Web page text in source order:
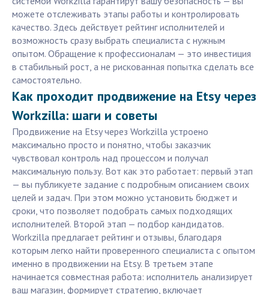
можете отслеживать этапы работы и контролировать
качество. Здесь действует рейтинг исполнителей и
возможность сразу выбрать специалиста с нужным
опытом. Обращение к профессионалам — это инвестиция
в стабильный рост, а не рискованная попытка сделать все
самостоятельно.
Как проходит продвижение на Etsy через
Workzilla: шаги и советы
Продвижение на Etsy через Workzilla устроено
максимально просто и понятно, чтобы заказчик
чувствовал контроль над процессом и получал
максимальную пользу. Вот как это работает: первый этап
— вы публикуете задание с подробным описанием своих
целей и задач. При этом можно установить бюджет и
сроки, что позволяет подобрать самых подходящих
исполнителей. Второй этап — подбор кандидатов.
Workzilla предлагает рейтинг и отзывы, благодаря
которым легко найти проверенного специалиста с опытом
именно в продвижении на Etsy. В третьем этапе
начинается совместная работа: исполнитель анализирует
ваш магазин, формирует стратегию, включает